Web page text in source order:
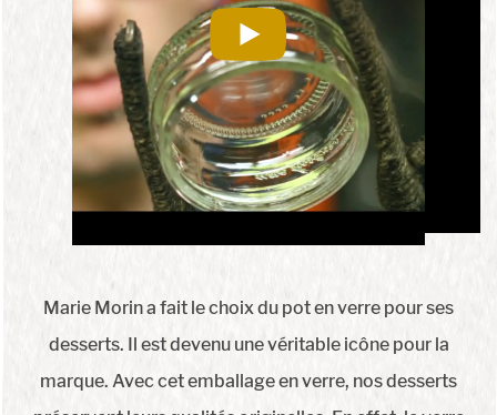
Marie Morin a fait le choix du pot en verre pour ses
desserts. Il est devenu une véritable icône pour la
marque. Avec cet emballage en verre, nos desserts